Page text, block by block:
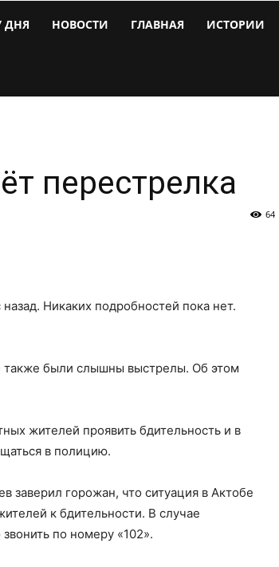
ДНЯ НОВОСТИ ГЛАВНАЯ ИСТОРИИ
перестрелка
64
Никаких подробностей пока нет.
были слышны выстрелы. Об этом
жителей проявить бдительность и в
в полицию.
заверил горожан, что ситуация в Актобе
к бдительности. В случае
по номеру «102».